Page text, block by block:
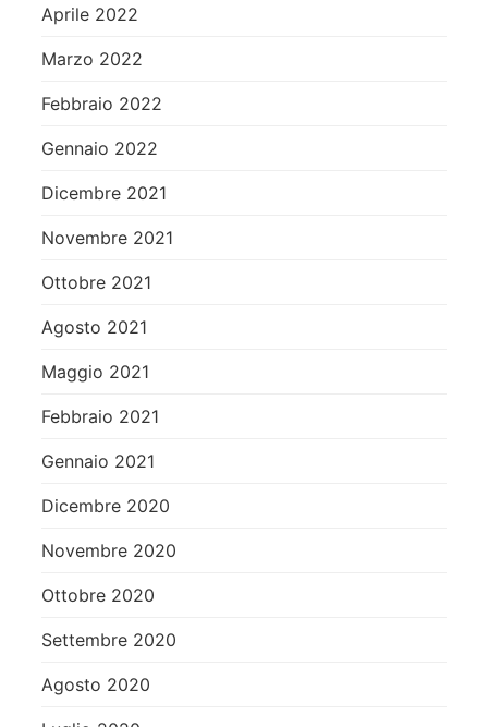
Aprile 2022
Marzo 2022
Febbraio 2022
Gennaio 2022
Dicembre 2021
Novembre 2021
Ottobre 2021
Agosto 2021
Maggio 2021
Febbraio 2021
Gennaio 2021
Dicembre 2020
Novembre 2020
Ottobre 2020
Settembre 2020
Agosto 2020